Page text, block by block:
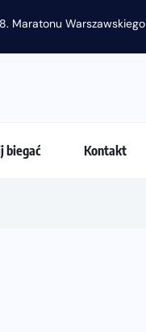
Maratonu Warszawskiego
biegać Kontakt